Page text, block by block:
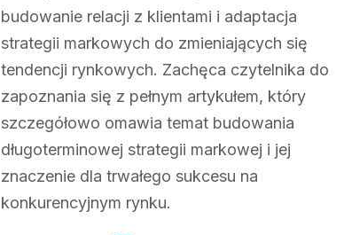
budowanie relacji z klientami i adaptacja
strategii markowych do zmieniających się
tendencji rynkowych. Zachęca czytelnika do
zapoznania się z pełnym artykułem, który
szczegółowo omawia temat budowania
długoterminowej strategii markowej i jej
znaczenie dla trwałego sukcesu na
konkurencyjnym rynku.